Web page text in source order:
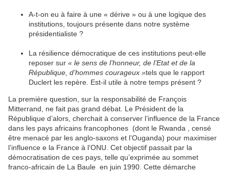
A-t-on eu à faire à une « dérive » ou à une logique des
institutions, toujours présente dans notre système
présidentialiste ?
La résilience démocratique de ces institutions peut-elle
reposer sur « le sens de l’honneur, de l’Etat et de la
République, d’hommes courageux »tels que le rapport
Duclert les repère. Est-il utile à notre temps présent ?
La première question, sur la responsabilité de François
Mitterrand, ne fait pas grand débat. Le Président de la
République d’alors, cherchait à conserver l’influence de la France
dans les pays africains francophones (dont le Rwanda , censé
être menacé par les anglo-saxons et l’Ouganda) pour maximiser
l’influence e la France à l’ONU. Cet objectif passait par la
démocratisation de ces pays, telle qu’exprimée au sommet
franco-africain de La Baule en juin 1990. Cette démarche